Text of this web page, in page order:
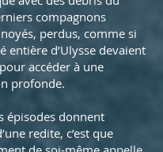
compagnons
perdus, comme si
entière d’Ulysse devaient
accéder à une
profonde.
épisodes donnent
redite, c’est que